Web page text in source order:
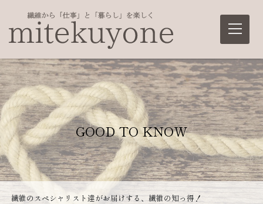
Main Navigation
GOOD TO KNOW
繊維のスペシャリスト達がお届けする、繊維の知っ得！